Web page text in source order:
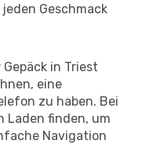
Geschmack
in Triest
eine
zu haben. Bei
Laden finden, um
Navigation